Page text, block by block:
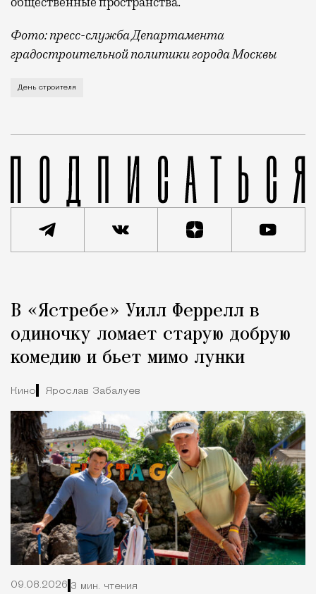
Фото: пресс-служба Департамента
градостроительной политики города Москвы
В этом году профессиональный праздник День
День строителя
Город
В «Ястребе» Уилл Феррелл в
одиночку ломает старую добрую
комедию и бьет мимо лунки
Кино Ярослав Забалуев
09.08.2026 3 мин. чтения